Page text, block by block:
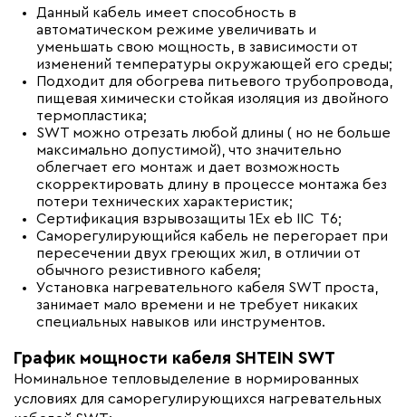
Данный кабель имеет способность в
автоматическом режиме увеличивать и
уменьшать свою мощность, в зависимости от
изменений температуры окружающей его среды;
Подходит для обогрева питьевого трубопровода,
пищевая химически стойкая изоляция из двойного
термопластика;
SWT можно отрезать любой длины ( но не больше
максимально допустимой), что значительно
облегчает его монтаж и дает возможность
скорректировать длину в процессе монтажа без
потери технических характеристик;
Сертификация взрывозащиты 1Ex eb IIC T6;
Саморегулирующийся кабель не перегорает при
пересечении двух греющих жил, в отличии от
обычного резистивного кабеля;
Установка нагревательного кабеля SWT проста,
занимает мало времени и не требует никаких
специальных навыков или инструментов.
График мощности кабеля SHTEIN SWT
Номинальное тепловыделение в нормированных
условиях для саморегулирующихся нагревательных